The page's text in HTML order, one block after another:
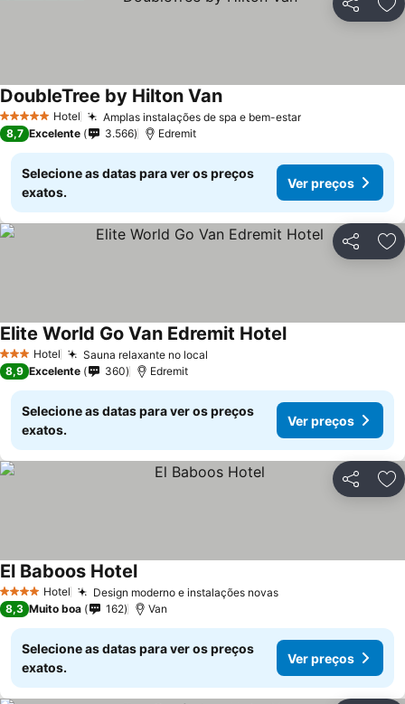
Partilhar
5 Estrelas Hotel Amplas instalações de spa e bem-estarVer preços
DoubleTree by Hilton VanVer preços
8,7 Excelente 3.566 Edremit
Selecione as datas para ver os preços
exatos.
Ver preços
Partilhar
3 EstrelasHotel Sauna relaxante no local
Elite World Go Van Edremit HotelVer preços
8,9 Excelente 360 Edremit
Selecione as datas para ver os preços
exatos.
Ver preços
Partilhar
4 EstrelasHotel Design moderno e instalações novasVer preços
El Baboos HotelVer preços
8,3 Muito boa 162 Van
Selecione as datas para ver os preços
exatos.
Ver preços